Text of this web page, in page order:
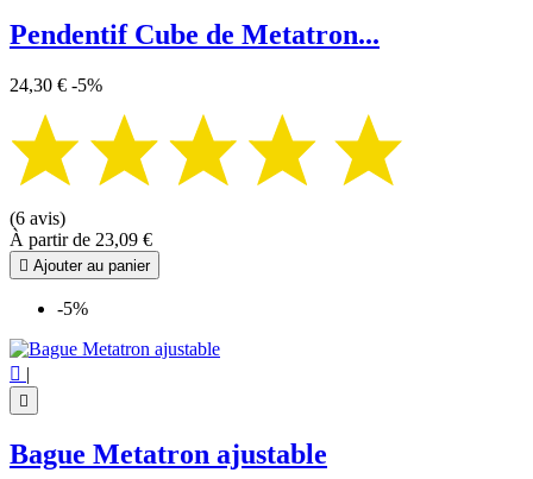
Pendentif Cube de Metatron...
24,30 € -5%
(6 avis)
À partir de 23,09 €
 Ajouter au panier
-5%
 |

Bague Metatron ajustable